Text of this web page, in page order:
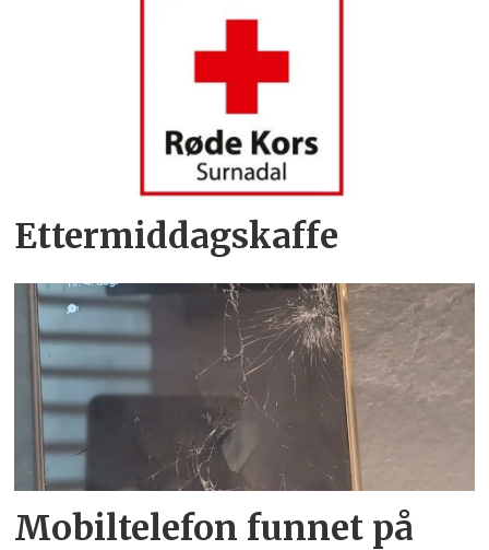
Ettermiddagskaffe
Mobiltelefon funnet på